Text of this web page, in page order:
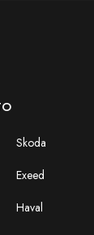
Skoda
Exeed
Haval